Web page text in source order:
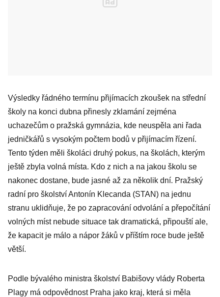
Výsledky řádného termínu přijímacích zkoušek na střední
školy na konci dubna přinesly zklamání zejména
uchazečům o pražská gymnázia, kde neuspěla ani řada
jedničkářů s vysokým počtem bodů v přijímacím řízení.
Tento týden měli školáci druhý pokus, na školách, kterým
ještě zbyla volná místa. Kdo z nich a na jakou školu se
nakonec dostane, bude jasné až za několik dní. Pražský
radní pro školství Antonín Klecanda (STAN) na jednu
stranu uklidňuje, že po zapracování odvolání a přepočítání
volných míst nebude situace tak dramatická, připouští ale,
že kapacit je málo a nápor žáků v příštím roce bude ještě
větší.
Podle bývalého ministra školství Babišovy vlády Roberta
Plagy má odpovědnost Praha jako kraj, která si měla